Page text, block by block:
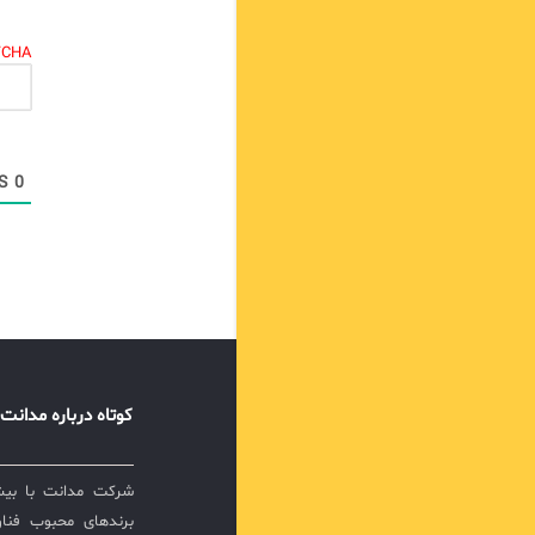
0
COMMENTS
کوتاه درباره مدانت
برندهای محبوب